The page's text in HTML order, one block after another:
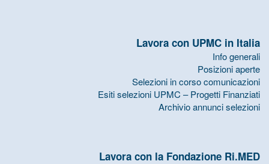
Lavora con UPMC in Italia
Info generali
Posizioni aperte
Selezioni in corso comunicazioni
Esiti selezioni UPMC – Progetti Finanziati
Archivio annunci selezioni
Lavora con la Fondazione Ri.MED